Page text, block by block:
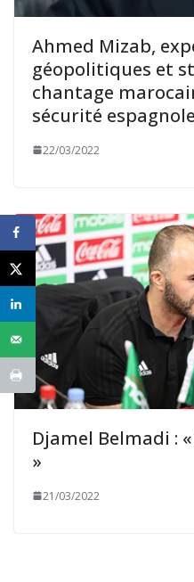
Ahmed Mizab,
géopolitiques et
chantage
sécurité
22/03/2022
Djamel Belmadi :
»
21/03/2022